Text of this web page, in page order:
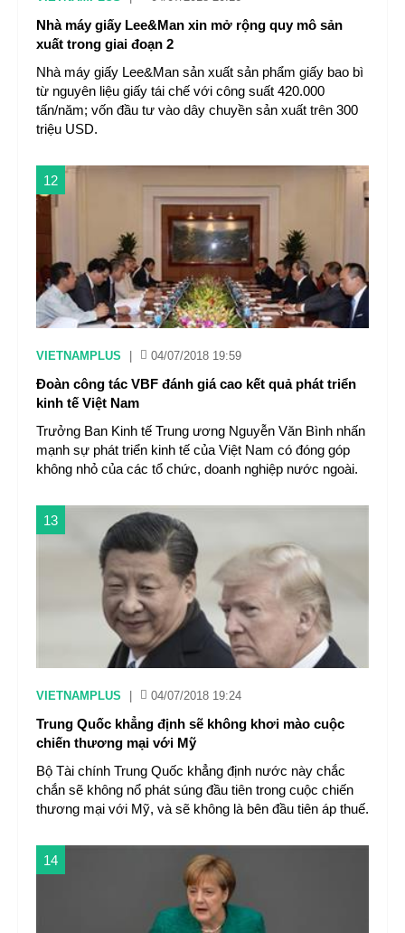
Nhà máy giấy Lee&Man xin mở rộng quy mô sản
xuất trong giai đoạn 2
Nhà máy giấy Lee&Man sản xuất sản phẩm giấy bao bì
từ nguyên liệu giấy tái chế với công suất 420.000
tấn/năm; vốn đầu tư vào dây chuyền sản xuất trên 300
triệu USD.
12
VIETNAMPLUS 04/07/2018 19:59
Đoàn công tác VBF đánh giá cao kết quả phát triển
kinh tế Việt Nam
Trưởng Ban Kinh tế Trung ương Nguyễn Văn Bình nhấn
mạnh sự phát triển kinh tế của Việt Nam có đóng góp
không nhỏ của các tổ chức, doanh nghiệp nước ngoài.
13
VIETNAMPLUS 04/07/2018 19:24
Trung Quốc khẳng định sẽ không khơi mào cuộc
chiến thương mại với Mỹ
Bộ Tài chính Trung Quốc khẳng định nước này chắc
chắn sẽ không nổ phát súng đầu tiên trong cuộc chiến
thương mại với Mỹ, và sẽ không là bên đầu tiên áp thuế.
14